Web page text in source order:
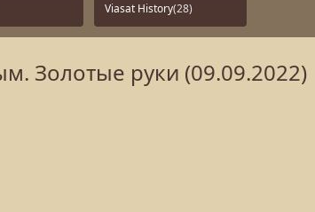
Viasat History(28)
Золотые руки (09.09.2022)